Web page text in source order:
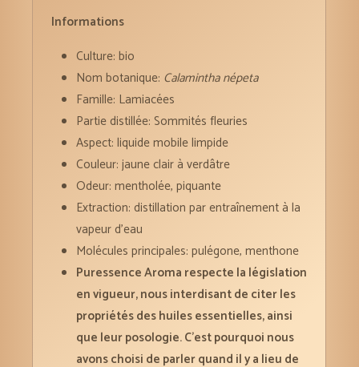
Informations
Culture: bio
Nom botanique: Calamintha népeta
Famille: Lamiacées
Partie distillée: Sommités fleuries
Aspect: liquide mobile limpide
Couleur: jaune clair à verdâtre
Odeur: mentholée, piquante
Extraction: distillation par entraînement à la
vapeur d’eau
Molécules principales: pulégone, menthone
Puressence Aroma respecte la législation
en vigueur, nous interdisant de citer les
propriétés des huiles essentielles, ainsi
que leur posologie. C’est pourquoi nous
avons choisi de parler quand il y a lieu de